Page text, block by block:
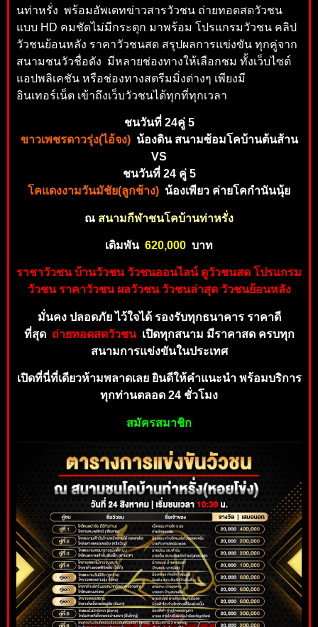
นท่าหรั่ง พร้อมอัพเดทข่าวสารวัวชน ถ่ายทอดสดวัวชน
แบบ HD คมชัดไม่มีกระตุก มาพร้อม โปรแกรมวัวชน คลิป
วัวชนย้อนหลัง ราคาวัวชนสด สรุปผลการแข่งขัน ทุกคู่จาก
สนามชนวัวชื่อดัง มีหลายช่องทางให้เลือกชม ทั้งเว็บไซต์
แอปพลิเคชัน หรือช่องทางสตรีมมิ่งต่างๆ เพียงมี
อินเทอร์เน็ต เข้าถึงเว็บวัวชนได้ทุกที่ทุกเวลา
ชนวันที่ 24คู่ 5
ขาวเพชรดาวรุ่ง(ไอ้จง)น้องดิน สนามซ้อมโคบ้านต้นส้าน
VS
ชนวันที่ 24 คู่ 5
โคแดงงามวันมัชัย(ลูกช้าง) น้องเพียว ค่ายโคกำนันนุ้ย
ณ สนามกีฬาชนโคบ้านท่าหรั่ง
เดิมพัน 620,000 บาท
ราชาวัวชน บ้านวัวชน วัวชนออนไลน์ ดูวัวชนสด โปรแกรม
วัวชนราคาวัวชน ผลวัวชน วัวชนล่าสุด วัวชนย้อนหลัง
มั่นคง ปลอดภัย ไว้ใจได้ รองรับทุกธนาคาร ราคาดี
ที่สุด ถ่ายทอดสดวัวชน เปิดทุกสนาม มีราคาสด ครบทุก
สนามการแข่งขันในประเทศ
เปิดที่นี่ที่เดียวห้ามพลาดเลย ยินดีให้คำแนะนำ พร้อมบริการ
ทุกท่านตลอด 24 ชั่วโมง
สมัครสมาชิก